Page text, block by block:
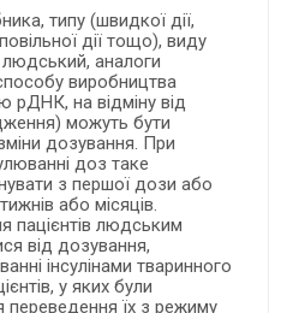
типу (швидкої дії,
дії тощо), виду
аналоги
виробництва
на відміну від
можуть бути
дозування. При
доз таке
з першої дози або
або місяців.
пацієнтів людським
від дозування,
інсулінами тваринного
у яких були
переведення їх з режиму